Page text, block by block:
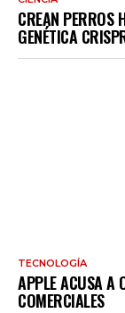
CREAN PERROS
GENÉTICA
TECNOLOGÍA
APPLE ACUSA A
COMERCIALES